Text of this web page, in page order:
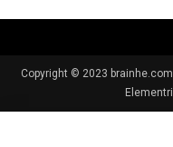
Copyright © 2023